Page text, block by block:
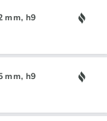
mm, h9
mm, h9